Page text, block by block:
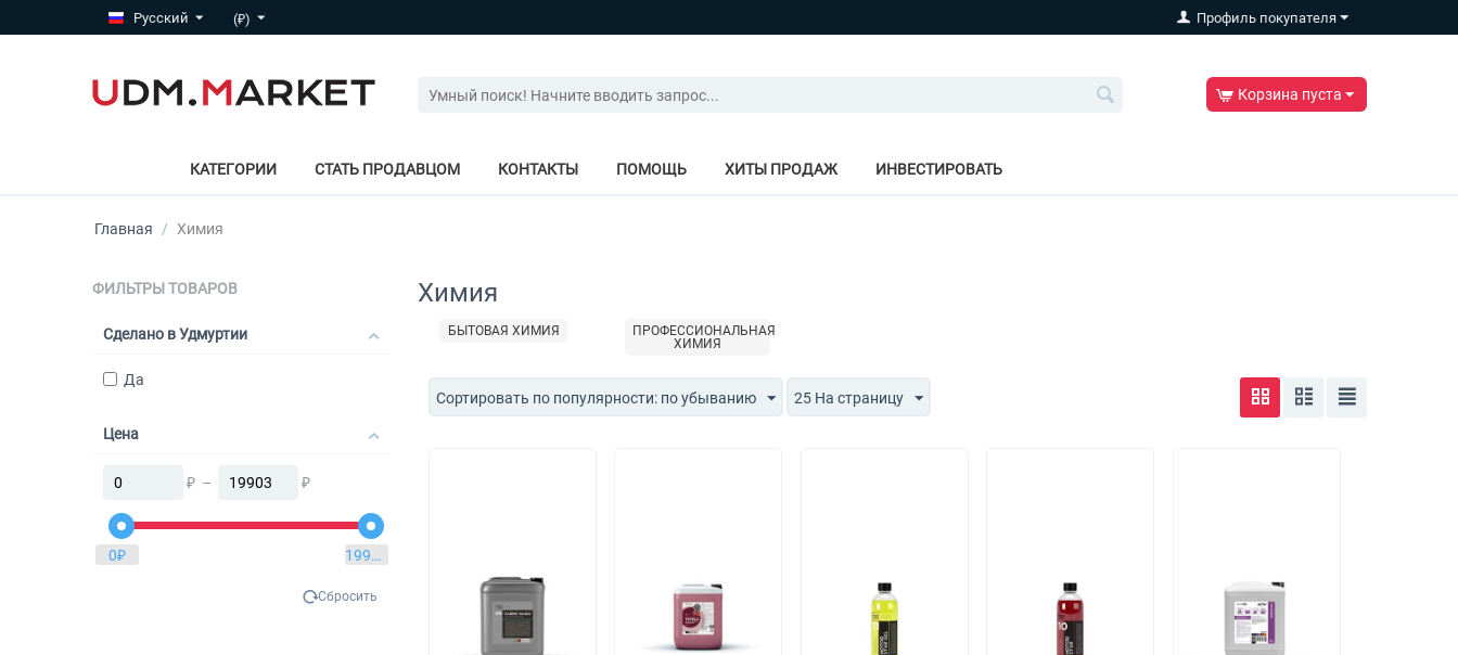
Русский (₽) Профиль покупателя
Корзина пуста
КАТЕГОРИИ СТАТЬ ПРОДАВЦОМ КОНТАКТЫ ПОМОЩЬ ХИТЫ ПРОДАЖ ИНВЕСТИРОВАТЬ
Главная / Химия
ФИЛЬТРЫ ТОВАРОВ
Сделано в Удмуртии
Да
Цена
₽ – ₽
0₽ 19903
Сбросить
Химия
БЫТОВАЯ ХИМИЯ
ПРОФЕССИОНАЛЬНАЯ
ХИМИЯ
Сортировать по популярности: по убыванию 25 На страницу